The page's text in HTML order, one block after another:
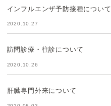
インフルエンザ予防接種について
2020.10.27
訪問診療・往診について
2020.10.26
肝臓専門外来について